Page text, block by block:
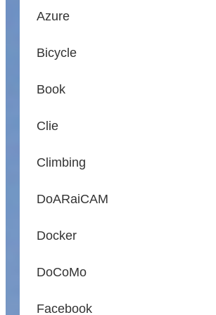
Azure
Bicycle
Book
Clie
Climbing
DoARaiCAM
Docker
DoCoMo
Facebook